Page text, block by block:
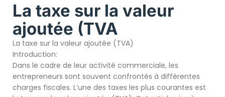
La taxe sur la valeur
ajoutée (TVA
La taxe sur la valeur ajoutée (TVA)
Introduction:
Dans le cadre de leur activité commerciale, les
entrepreneurs sont souvent confrontés à différentes
charges fiscales. L’une des taxes les plus courantes est